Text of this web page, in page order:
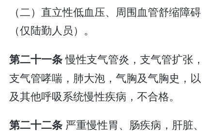
（二）直立性低血压、周围血管舒缩障碍
（仅陆勤人员）。
第二十一条慢性支气管炎，支气管扩张，
支气管哮喘，肺大泡，气胸及气胸史，以
及其他呼吸系统慢性疾病，不合格。
第二十二条 严重慢性胃、肠疾病，肝脏、